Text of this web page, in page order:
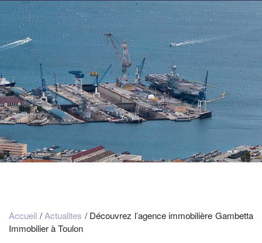
Accueil /Actualites / Découvrez l’agence immobilière Gambetta
Immobilier à Toulon